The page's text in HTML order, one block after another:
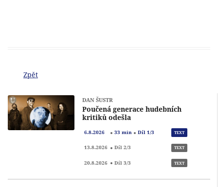
Zpět
DAN ŠUSTR
Poučená generace hudebních
kritiků odešla
6.8.2026 33 min Díl 1/3 TEXT
13.8.2026 Díl 2/3 TEXT
20.8.2026 Díl 3/3 TEXT